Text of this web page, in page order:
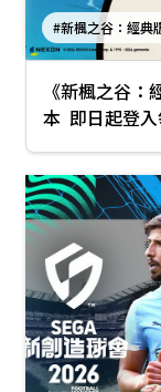
#新楓之谷：經典
《新楓之谷
本 即日起登